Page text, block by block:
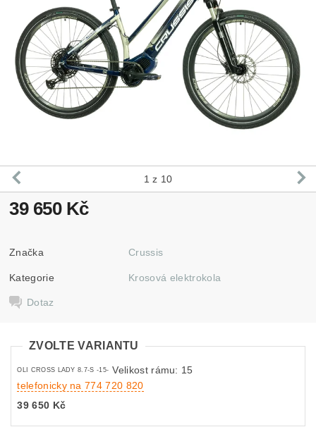
1 z 10
39 650 Kč
Značka Crussis
Kategorie Krosová elektrokola
Dotaz
ZVOLTE VARIANTU
OLI CROSS LADY 8.7-S -15- Velikost rámu: 15
telefonicky na 774 720 820
39 650 Kč